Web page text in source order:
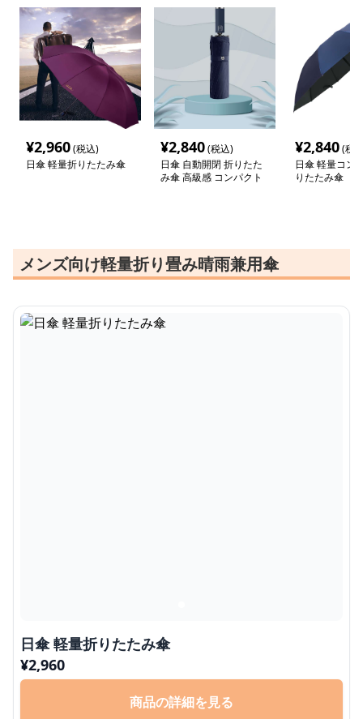
¥2,960(税込)
日傘 軽量折りたたみ傘
¥2,840(税込)
日傘 自動開閉 折りたた
み傘 高級感 コンパクト
¥2,840(税
日傘 軽量コン
りたたみ傘
メンズ向け軽量折り畳み晴雨兼用傘
日傘 軽量折りたたみ傘
¥2,960
商品の詳細を見る